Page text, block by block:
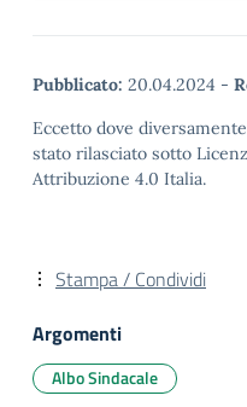
Pubblicato: 20.04.2024 -
Eccetto dove
stato rilasciato sotto
Attribuzione 4.0 Italia.
Stampa / Condividi
Argomenti
Albo Sindacale